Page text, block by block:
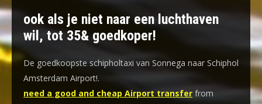
ook als je niet naar een luchthaven
wil, tot 35& goedkoper!
De goedkoopste schipholtaxi van Sonnega naar Schiphol
Amsterdam Airport!.
need a good and cheap Airport transfer from